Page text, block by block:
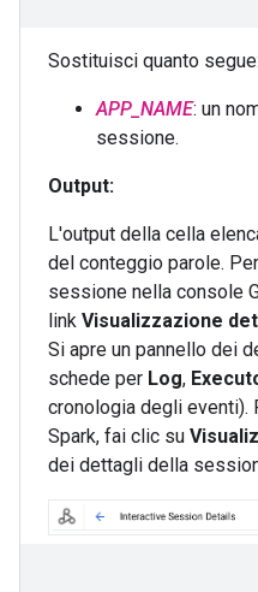
Sostituisci quanto segue:
APP_NAME: un
sessione.
Output:
L'output della cella
del conteggio parole.
sessione nella console
link Visualizzazione
Si apre un pannello dei
schede per Log,
cronologia degli eventi).
Spark, fai clic su
dei dettagli della